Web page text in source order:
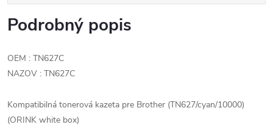
Podrobný popis
OEM : TN627C
NAZOV : TN627C
Kompatibilná tonerová kazeta pre Brother (TN627/cyan/10000)
(ORINK white box)